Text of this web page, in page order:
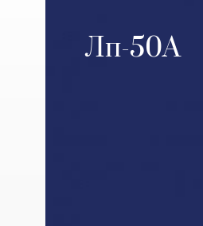
Лп-50А